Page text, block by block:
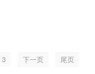
3 下一页 尾页